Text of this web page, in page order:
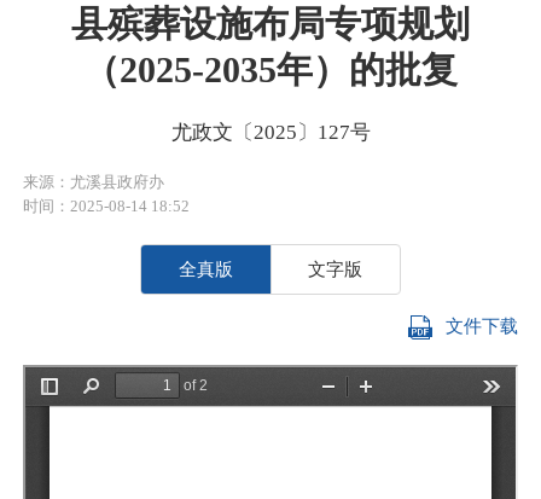
县殡葬设施布局专项规划
（2025-2035年）的批复
尤政文〔2025〕127号
来源：尤溪县政府办
时间：2025-08-14 18:52
全真版 文字版
文件下载